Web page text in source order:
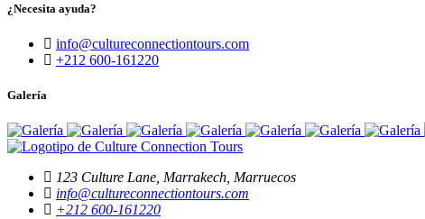
¿Necesita ayuda?
info@cultureconnectiontours.com
+212 600-161220
Galería
123 Culture Lane, Marrakech, Marruecos
info@cultureconnectiontours.com
+212 600-161220